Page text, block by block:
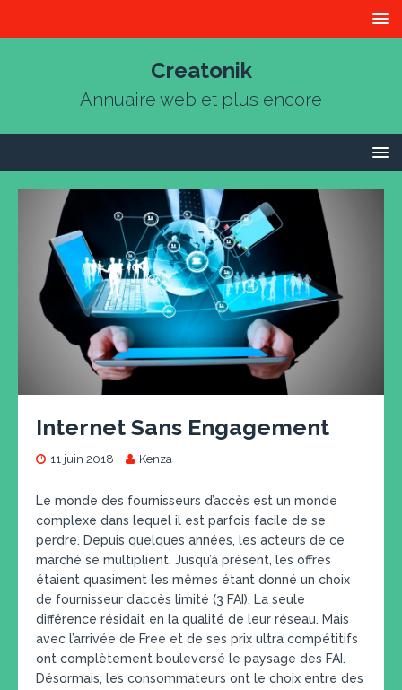
Creatonik
Annuaire web et plus encore
Internet Sans Engagement
11 juin 2018 Kenza
Le monde des fournisseurs d’accès est un monde
complexe dans lequel il est parfois facile de se
perdre. Depuis quelques années, les acteurs de ce
marché se multiplient. Jusqu’à présent, les offres
étaient quasiment les mêmes étant donné un choix
de fournisseur d’accès limité (3 FAI). La seule
différence résidait en la qualité de leur réseau. Mais
avec l’arrivée de Free et de ses prix ultra compétitifs
ont complètement bouleversé le paysage des FAI.
Désormais, les consommateurs ont le choix entre des